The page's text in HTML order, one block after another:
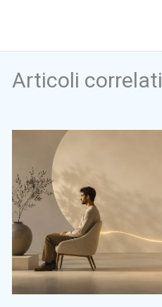
Articoli correlati